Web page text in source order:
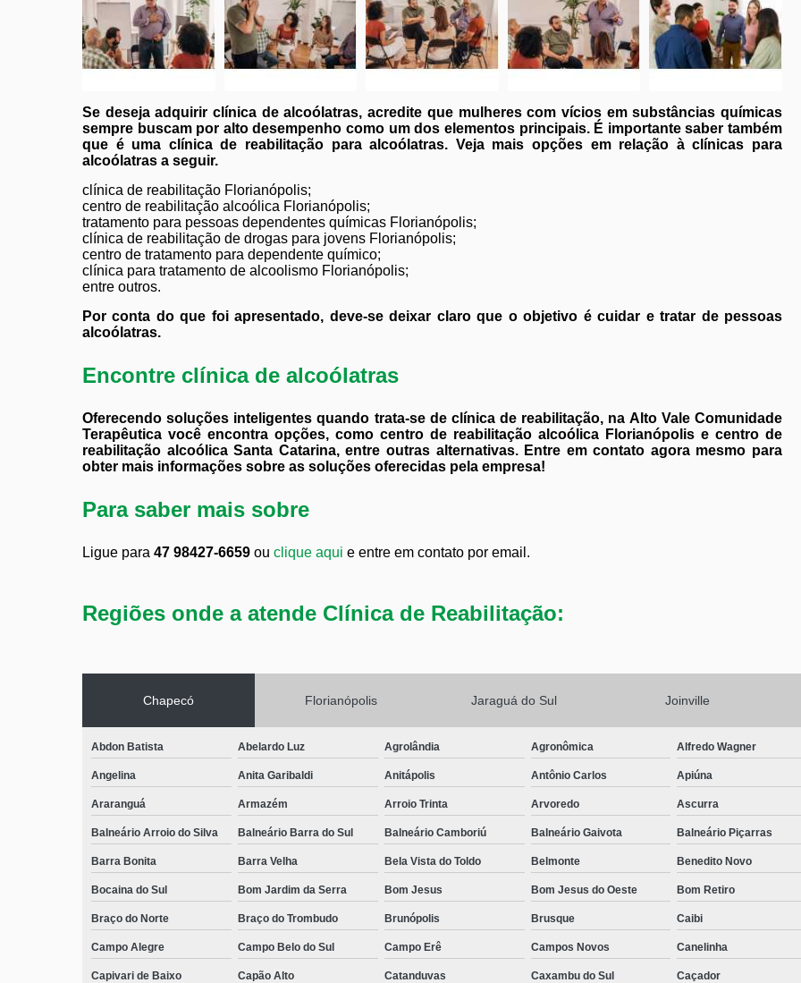
Se deseja adquirir clínica de alcoólatras, acredite que mulheres com vícios em substâncias químicas
sempre buscam por alto desempenho como um dos elementos principais. É importante saber também
que é uma clínica de reabilitação para alcoólatras. Veja mais opções em relação à clínicas para
alcoólatras a seguir.
clínica de reabilitação Florianópolis;
centro de reabilitação alcoólica Florianópolis;
tratamento para pessoas dependentes químicas Florianópolis;
clínica de reabilitação de drogas para jovens Florianópolis;
centro de tratamento para dependente químico;
clínica para tratamento de alcoolismo Florianópolis;
entre outros.
Por conta do que foi apresentado, deve-se deixar claro que o objetivo é cuidar e tratar de pessoas
alcoólatras.
Encontre clínica de alcoólatras
Oferecendo soluções inteligentes quando trata-se de clínica de reabilitação, na Alto Vale Comunidade
Terapêutica você encontra opções, como centro de reabilitação alcoólica Florianópolis e centro de
reabilitação alcoólica Santa Catarina, entre outras alternativas. Entre em contato agora mesmo para
obter mais informações sobre as soluções oferecidas pela empresa!
Para saber mais sobre
Ligue para 47 98427-6659 ou clique aqui e entre em contato por email.
Regiões onde a atende Clínica de Reabilitação:
Chapecó Florianópolis Jaraguá do Sul Joinville
Abdon Batista Abelardo Luz Agrolândia Agronômica Alfredo Wagner
Angelina Anita Garibaldi Anitápolis Antônio Carlos Apiúna
Araranguá Armazém Arroio Trinta Arvoredo Ascurra
Balneário Arroio do Silva Balneário Barra do Sul Balneário Camboriú Balneário Gaivota Balneário Piçarras
Barra Bonita Barra Velha Bela Vista do Toldo Belmonte Benedito Novo
Bocaina do Sul Bom Jardim da Serra Bom Jesus Bom Jesus do Oeste Bom Retiro
Braço do Norte Braço do Trombudo Brunópolis Brusque Caibi
Campo Alegre Campo Belo do Sul Campo Erê Campos Novos Canelinha
Capivari de Baixo Capão Alto Catanduvas Caxambu do Sul Caçador